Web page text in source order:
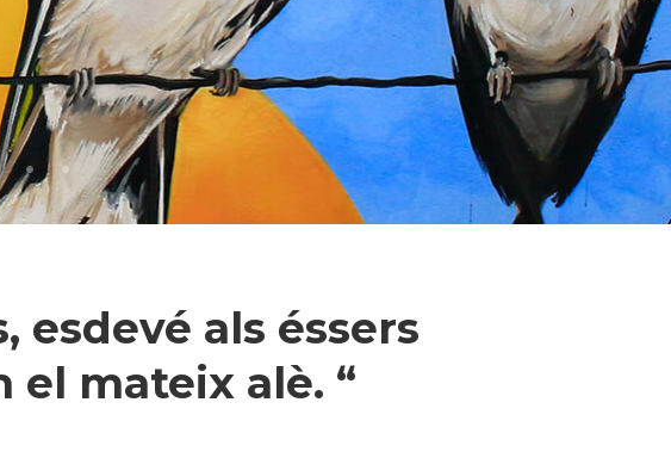
esdevé als éssers
mateix alè. “